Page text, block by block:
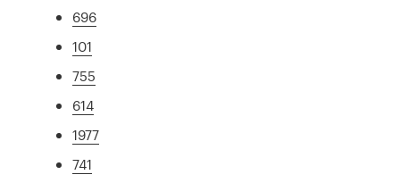
696
101
755
614
1977
741